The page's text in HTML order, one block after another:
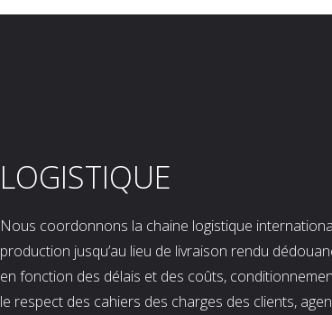
LOGISTIQUE
Nous coordonnons la chaine logistique
production jusqu’au lieu de livraison rendu
en fonction des délais et des coûts,
le respect des cahiers des charges des clients,